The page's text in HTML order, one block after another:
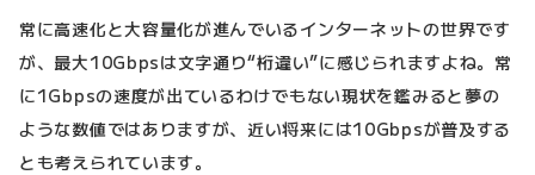
常に高速化と大容量化が進んでいるインターネットの世界です
が、最大10Gbpsは文字通り“桁違い”に感じられますよね。常
に1Gbpsの速度が出ているわけでもない現状を鑑みると夢の
ような数値ではありますが、近い将来には10Gbpsが普及する
とも考えられています。